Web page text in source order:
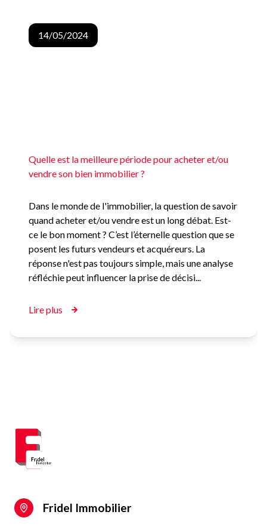
14/05/2024
Quelle est la meilleure période pour acheter et/ou
vendre son bien immobilier ?
Lire plus
03 25 41 91 91
contact@fridel-immobilier.fr